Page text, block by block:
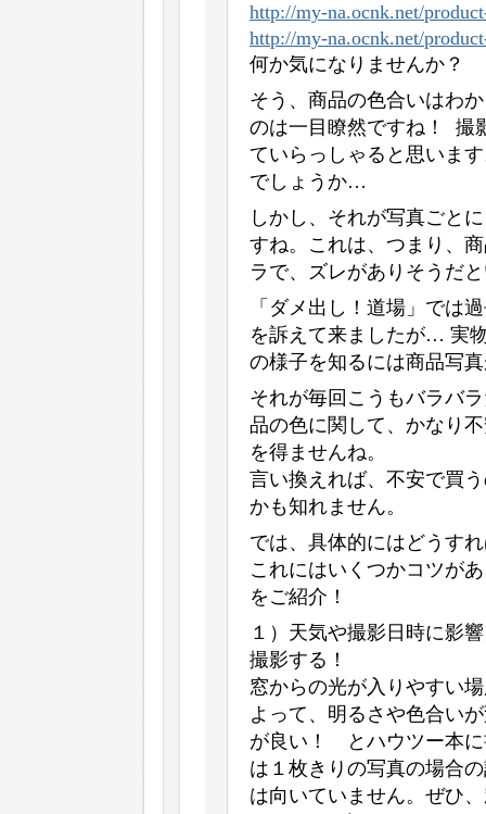
http://my-na.ocnk.net/
http://my-na.ocnk.net/
何か気になりませんか？
そう、商品の色合いはわ
のは一目瞭然ですね！ 撮
ていらっしゃると思いま
でしょうか…
しかし、それが写真ごと
すね。これは、つまり、
ラで、ズレがありそうだ
「ダメ出し！道場」では
を訴えて来ましたが… 実
の様子を知るには商品写
それが毎回こうもバラバ
品の色に関して、かなり
を得ませんね。
言い換えれば、不安で買
かも知れません。
では、具体的にはどうす
これにはいくつかコツが
をご紹介！
１）天気や撮影日時に影
撮影する！
窓からの光が入りやすい
よって、明るさや色合い
が良い！ とハウツー本に
は１枚きりの写真の場合
は向いていません。ぜひ